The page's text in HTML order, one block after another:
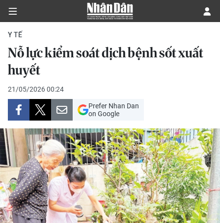
CHÍNH TRỊ
KINH TẾ
VĂN HÓA
XÃ HỘI
PHÁP LUẬT
DU LỊCH
THẾ GIỚI
Y TẾ
Nỗ lực kiểm soát dịch bệnh sốt xuất
huyết
21/05/2026 00:24
Prefer Nhan Dan
on Google